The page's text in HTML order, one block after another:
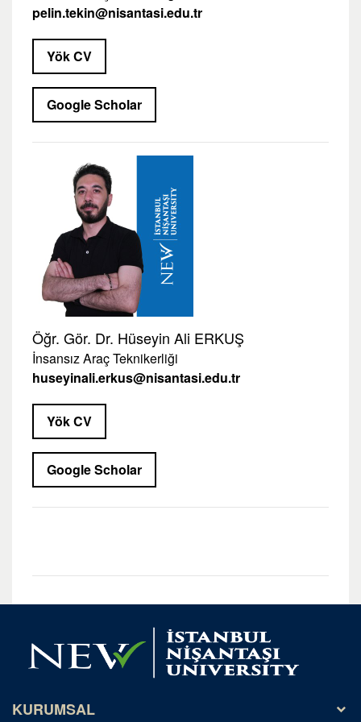
pelin.tekin@nisantasi.edu.tr
Yök CV
Google Scholar
Öğr. Gör. Dr. Hüseyin Ali ERKUŞ
İnsansız Araç Teknikerliği
huseyinali.erkus@nisantasi.edu.tr
Yök CV
Google Scholar
KURUMSAL